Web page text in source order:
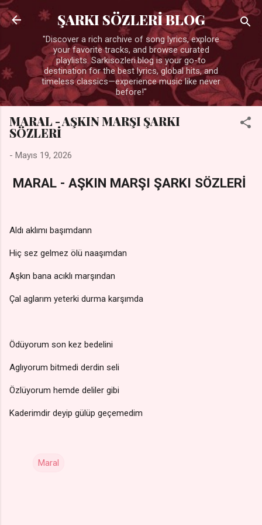
Ana içeriğe atla
ŞARKI SÖZLERİ BLOG
"Discover a rich archive of song lyrics, explore
your favorite tracks, and browse curated
playlists. Sarkisozleri.blog is your go-to
destination for the best lyrics, global hits, and
timeless classics—experience music like never
before!"
MARAL - AŞKIN MARŞI ŞARKI
SÖZLERİ
- Mayıs 19, 2026
MARAL - AŞKIN MARŞI ŞARKI SÖZLERİ
Aldı aklımı başımdann
Hiç sez gelmez ölü naaşımdan
Aşkın bana acıklı marşından
Çal aglarım yeterki durma karşımda
Ödüyorum son kez bedelini
Aglıyorum bitmedi derdin seli
Özlüyorum hemde deliler gibi
Kaderimdir deyip gülüp geçemedim
Maral